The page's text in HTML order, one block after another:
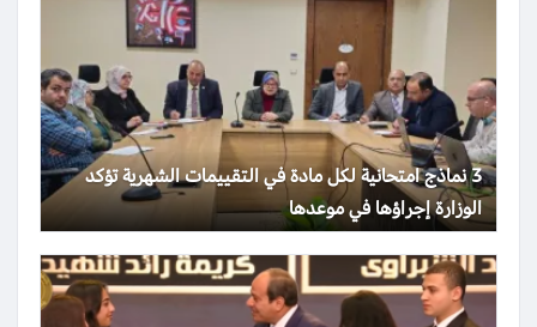
3 نماذج امتحانية لكل مادة في التقييمات الشهرية تؤكد
الوزارة إجراؤها في موعدها